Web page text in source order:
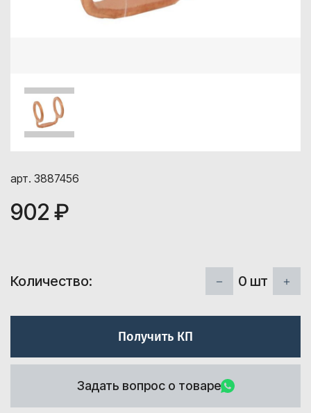
арт. 3887456
902 ₽
Количество: 0 шт
Получить КП
Задать вопрос о товаре